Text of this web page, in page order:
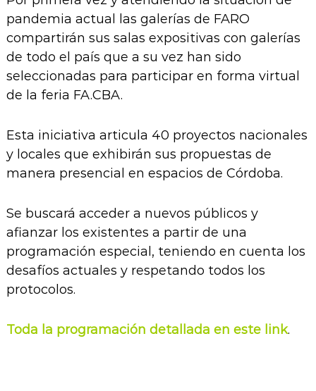
pandemia actual las galerías de FARO
compartirán sus salas expositivas con galerías
de todo el país que a su vez han sido
seleccionadas para participar en forma virtual
de la feria FA.CBA.
Esta iniciativa articula 40 proyectos nacionales
y locales que exhibirán sus propuestas de
manera presencial en espacios de Córdoba.
Se buscará acceder a nuevos públicos y
afianzar los existentes a partir de una
programación especial, teniendo en cuenta los
desafíos actuales y respetando todos los
protocolos.
Toda la programación detallada en este link.